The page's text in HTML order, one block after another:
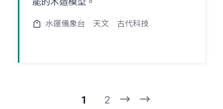
水運儀象台 天文 古代科技
1 2